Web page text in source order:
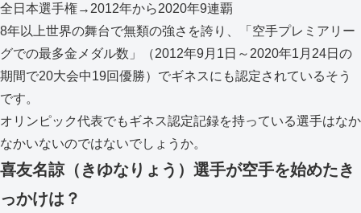
全日本選手権→2012年から2020年9連覇
8年以上世界の舞台で無類の強さを誇り、「空手プレミアリー
グでの最多金メダル数」（2012年9月1日～2020年1月24日の
期間で20大会中19回優勝）でギネスにも認定されているそう
です。
オリンピック代表でもギネス認定記録を持っている選手はなか
なかいないのではないでしょうか。
喜友名諒（きゆなりょう）選手が空手を始めたき
っかけは？